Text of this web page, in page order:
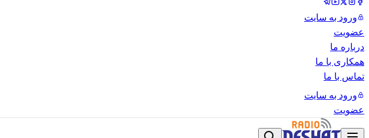
ورود به سایت
عضویت
درباره ما
همکاری با ما
تماس با ما
ورود به سایت
عضویت